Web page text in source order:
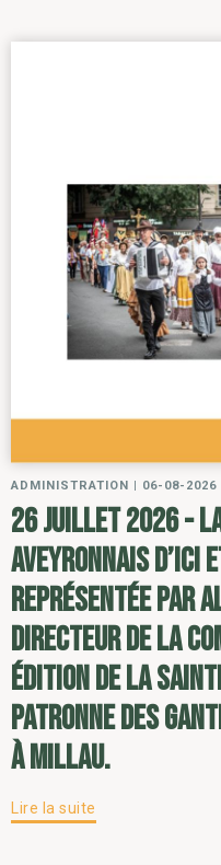
ADMINISTRATION | 06-08-2026
26 juillet 2026 -
Aveyronnais d’ici
représentée par
directeur de la
édition de la
patronne des
à Millau.
Lire la suite